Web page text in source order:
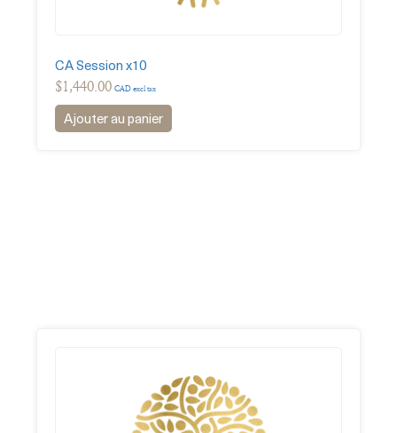
CA Session x10
$1,440.00 CAD excl tax
Ajouter au panier